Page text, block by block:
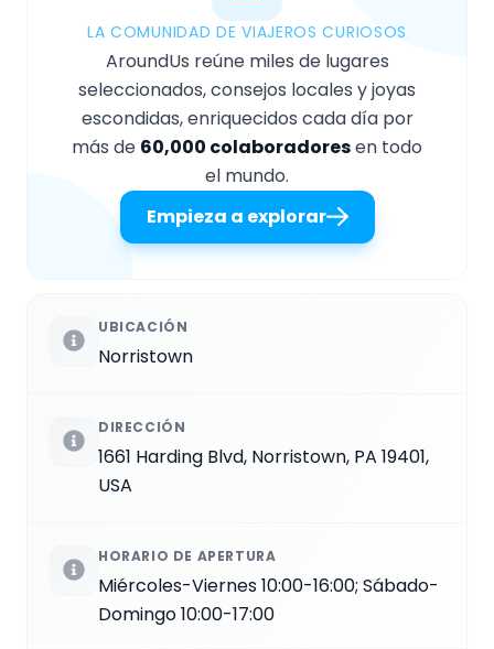
LA COMUNIDAD DE VIAJEROS CURIOSOS
AroundUs reúne miles de lugares
seleccionados, consejos locales y joyas
escondidas, enriquecidos cada día por
más de 60,000 colaboradoresen todo
el mundo.
Empieza a explorar
UBICACIÓN
Norristown
DIRECCIÓN
1661 Harding Blvd, Norristown, PA 19401,
USA
HORARIO DE APERTURA
Miércoles-Viernes 10:00-16:00; Sábado-
Domingo 10:00-17:00